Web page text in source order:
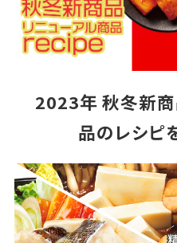
2023年 秋冬新商
品のレシピ